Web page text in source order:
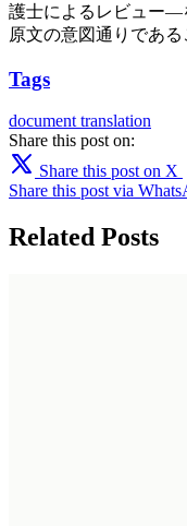
護士によるレビュー—
原文の意図通りである
Tags
document translation
Share this post on:
Share this post on X
Share this post via
Related Posts